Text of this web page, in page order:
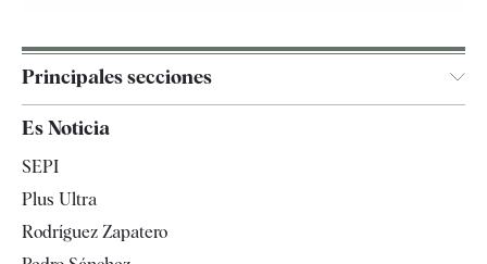
Principales secciones
España
Televisión
Es Noticia
SEPI
Plus Ultra
Rodríguez Zapatero